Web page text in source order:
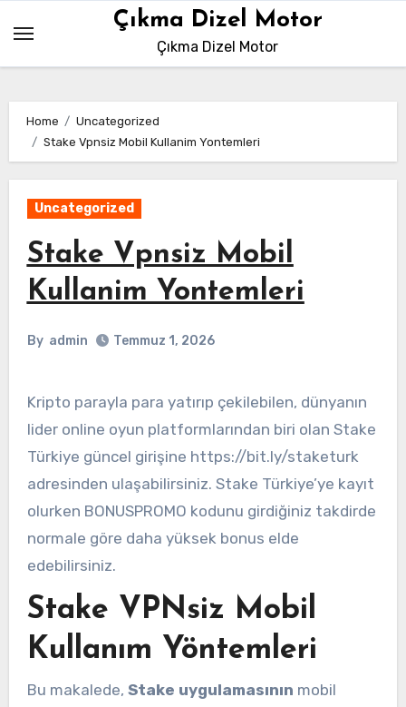
content
Çıkma Dizel Motor
Çıkma Dizel Motor
Home
Uncategorized
Stake Vpnsiz Mobil Kullanim Yontemleri
Uncategorized
Stake Vpnsiz Mobil
Kullanim Yontemleri
By admin Temmuz 1, 2026
Kripto parayla para yatırıp çekilebilen, dünyanın
lider online oyun platformlarından biri olan Stake
Türkiye güncel girişine https://bit.ly/staketurk
adresinden ulaşabilirsiniz. Stake Türkiye’ye kayıt
olurken BONUSPROMO kodunu girdiğiniz takdirde
normale göre daha yüksek bonus elde
edebilirsiniz.
Stake VPNsiz Mobil
Kullanım Yöntemleri
Bu makalede, Stake uygulamasının mobil